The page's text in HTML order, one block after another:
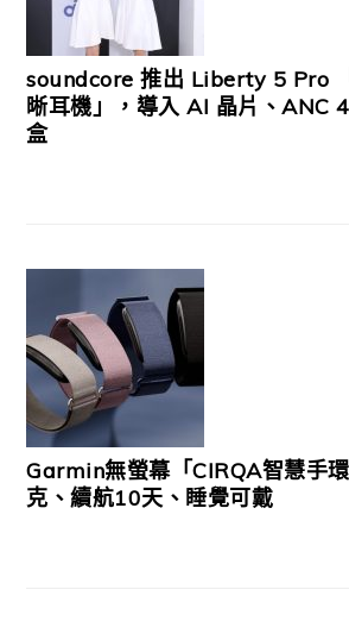
soundcore 推出 Liberty 5 Pro
晰耳機」，導入 AI 晶片、ANC
盒
Garmin無螢幕「CIRQA智慧手
克、續航10天、睡覺可戴